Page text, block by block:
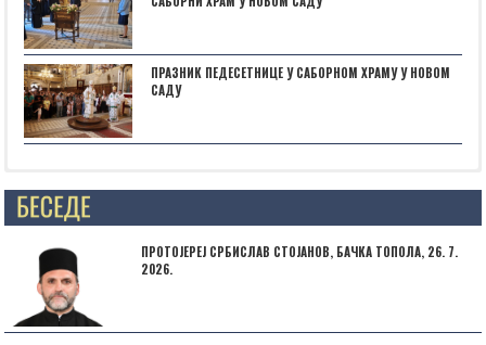
ПРАЗНИК ПЕДЕСЕТНИЦЕ У САБОРНОМ ХРАМУ У НОВОМ
САДУ
Posts not found
ПРОТОЈЕРЕЈ СРБИСЛАВ СТОЈАНОВ, БАЧКА ТОПОЛА, 26. 7.
2026.